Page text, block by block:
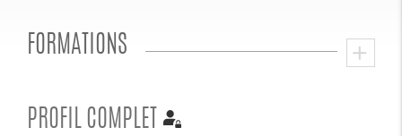
FORMATIONS add
PROFIL COMPLET